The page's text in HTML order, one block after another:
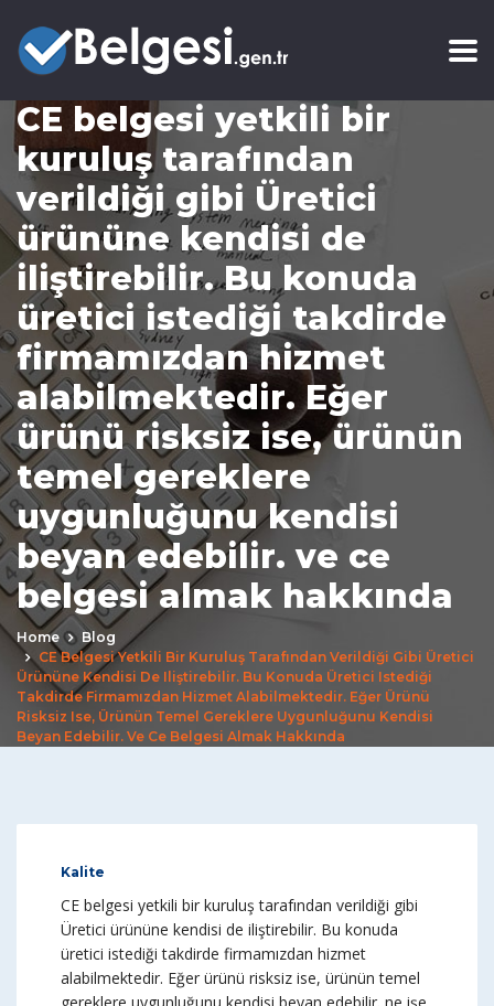
CE belgesi yetkili bir
kuruluş tarafından
verildiği gibi Üretici
ürününe kendisi de
iliştirebilir. Bu konuda
üretici istediği takdirde
firmamızdan hizmet
alabilmektedir. Eğer
ürünü risksiz ise, ürünün
temel gereklere
uygunluğunu kendisi
beyan edebilir. ve ce
belgesi almak hakkında
Home
Blog
CE Belgesi Yetkili Bir Kuruluş Tarafından Verildiği Gibi Üretici
Ürününe Kendisi De Iliştirebilir. Bu Konuda Üretici Istediği
Takdirde Firmamızdan Hizmet Alabilmektedir. Eğer Ürünü
Risksiz Ise, Ürünün Temel Gereklere Uygunluğunu Kendisi
Beyan Edebilir. Ve Ce Belgesi Almak Hakkında
Kalite
CE belgesi yetkili bir kuruluş tarafından verildiği gibi
Üretici ürününe kendisi de iliştirebilir. Bu konuda
üretici istediği takdirde firmamızdan hizmet
alabilmektedir. Eğer ürünü risksiz ise, ürünün temel